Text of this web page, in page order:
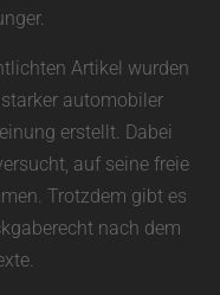
Artikel wurden
automobiler
erstellt. Dabei
auf seine freie
Trotzdem gibt es
nach dem